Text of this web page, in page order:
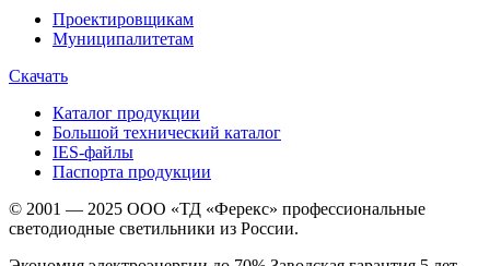
Проектировщикам
Муниципалитетам
Скачать
Каталог продукции
Большой технический каталог
IES-файлы
Паспорта продукции
© 2001 — 2025 ООО «ТД «Ферекс» профессиональные
светодиодные светильники из России.